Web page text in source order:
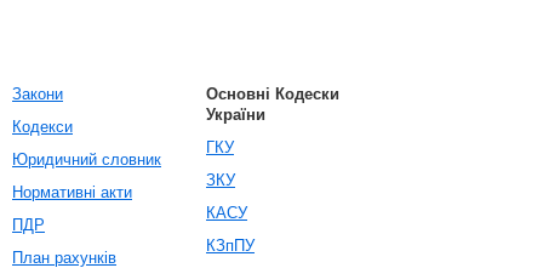
Закони
Кодекси
Юридичний словник
Нормативні акти
ПДР
План рахунків
Основні Кодески
України
ГКУ
ЗКУ
КАСУ
КЗпПУ